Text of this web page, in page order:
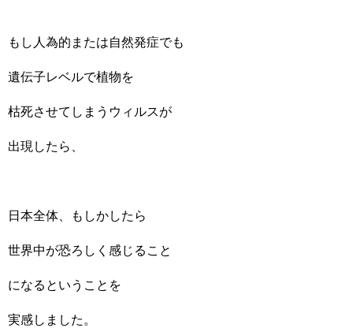
もし人為的または自然発症でも
遺伝子レベルで植物を
枯死させてしまうウィルスが
出現したら、
日本全体、もしかしたら
世界中が恐ろしく感じること
になるということを
実感しました。